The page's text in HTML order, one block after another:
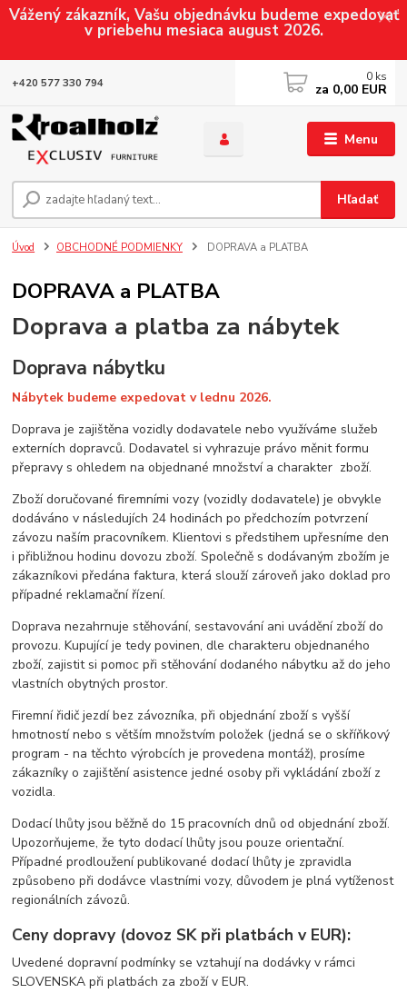
Vážený zákazník, Vašu objednávku budeme expedovať
v priebehu mesiaca august 2026.
Menu
Hľadať
+420 577 330 794 0 ks
za 0,00 EUR
Úvod OBCHODNÉ PODMIENKY DOPRAVA a PLATBA
DOPRAVA a PLATBA
Doprava a platba za nábytek
Doprava nábytku
Nábytek budeme expedovat v lednu 2026.
Doprava je zajištěna vozidly dodavatele nebo využíváme služeb
externích dopravců. Dodavatel si vyhrazuje právo měnit formu
přepravy s ohledem na objednané množství a charakter zboží.
Zboží doručované firemními vozy (vozidly dodavatele) je obvykle
dodáváno v následujích 24 hodinách po předchozím potvrzení
závozu naším pracovníkem. Klientovi s předstihem upřesníme den
i přibližnou hodinu dovozu zboží. Společně s dodávaným zbožím je
zákazníkovi předána faktura, která slouží zároveň jako doklad pro
případné reklamační řízení.
Doprava nezahrnuje stěhování, sestavování ani uvádění zboží do
provozu. Kupující je tedy povinen, dle charakteru objednaného
zboží, zajistit si pomoc při stěhování dodaného nábytku až do jeho
vlastních obytných prostor.
Firemní řidič jezdí bez závozníka, při objednání zboží s vyšší
hmotností nebo s větším množstvím položek (jedná se o skříňkový
program - na těchto výrobcích je provedena montáž), prosíme
zákazníky o zajištění asistence jedné osoby při vykládání zboží z
vozidla.
Dodací lhůty jsou běžně do 15 pracovních dnů od objednání zboží.
Upozorňujeme, že tyto dodací lhůty jsou pouze orientační.
Případné prodloužení publikované dodací lhůty je zpravidla
způsobeno při dodávce vlastními vozy, důvodem je plná vytíženost
regionálních závozů.
Ceny dopravy (dovoz SK při platbách v EUR):
Uvedené dopravní podmínky se vztahují na dodávky v rámci
SLOVENSKA při platbách za zboží v EUR.